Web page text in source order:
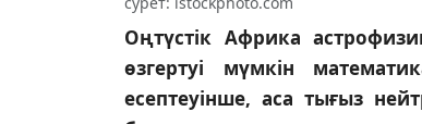
Оңтүстік Африка
өзгертуі мүмкін
есептеуінше, аса тығыз